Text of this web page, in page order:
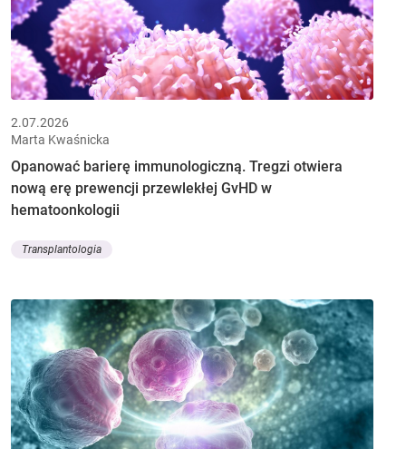
2.07.2026
Marta Kwaśnicka
Opanować barierę immunologiczną. Tregzi otwiera
nową erę prewencji przewlekłej GvHD w
hematoonkologii
Transplantologia